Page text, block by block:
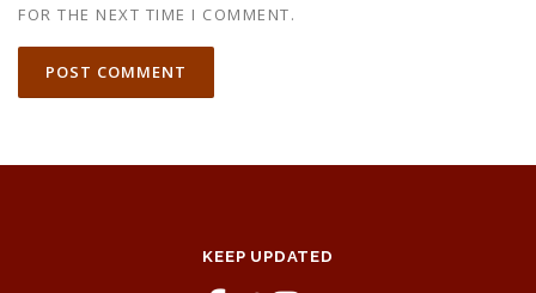
FOR THE NEXT TIME I COMMENT.
KEEP UPDATED